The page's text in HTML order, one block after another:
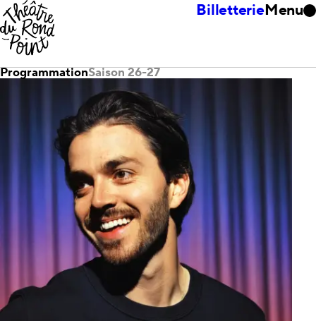
BilletterieMenu
ProgrammationSaison 26-27